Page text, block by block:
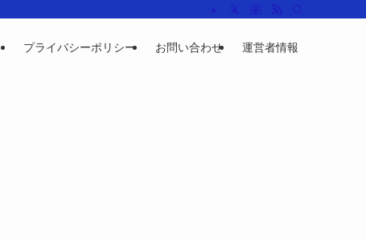
プライバシーポリシー お問い合わせ 運営者情報